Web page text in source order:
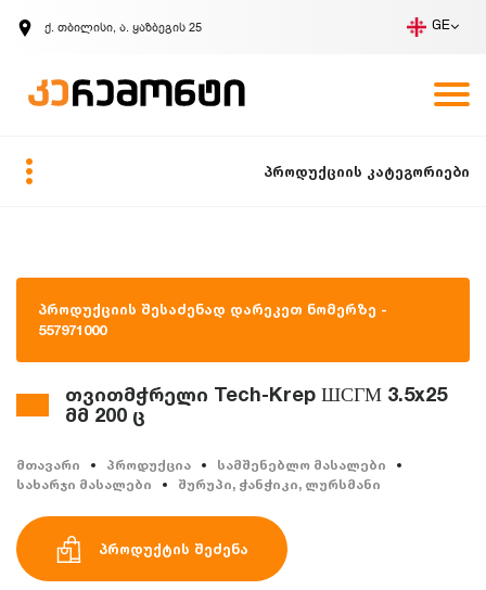
ქ. თბილისი, ა. ყაზბეგის 25 GE
ზარის მოთხოვნა
პროდუქციის კატეგორიები
პროდუქციის შესაძენად დარეკეთ ნომერზე -
557971000
თვითმჭრელი Tech-Krep ШСГМ 3.5x25
მმ 200 ც
მთავარი პროდუქცია
სამშენებლო მასალები
სახარჯი მასალები
შურუპი, ჭანჭიკი, ლურსმანი
პროდუქტის შეძენა